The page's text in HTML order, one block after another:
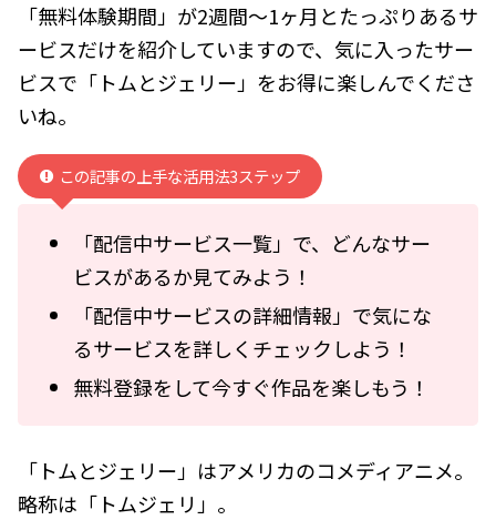
「無料体験期間」が2週間～1ヶ月とたっぷりあるサ
ービスだけを紹介していますので、気に入ったサー
ビスで「トムとジェリー」をお得に楽しんでくださ
いね。
この記事の上手な活用法3ステップ
「配信中サービス一覧」で、どんなサー
ビスがあるか見てみよう！
「配信中サービスの詳細情報」で気にな
るサービスを詳しくチェックしよう！
無料登録をして今すぐ作品を楽しもう！
「トムとジェリー」はアメリカのコメディアニメ。
略称は「トムジェリ」。